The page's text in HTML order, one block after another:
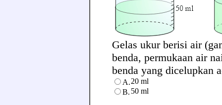
Gelas ukur berisi air
benda, permukaan air
benda yang dicelupkan
A.20 ml
B. 50 ml